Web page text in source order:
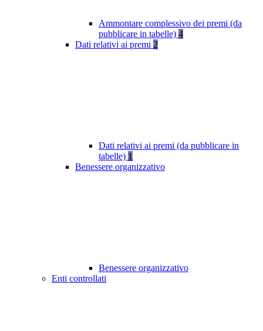
Ammontare complessivo dei premi (da
pubblicare in tabelle) 4
Dati relativi ai premi 2
Dati relativi ai premi (da pubblicare in
tabelle) 1
Benessere organizzativo
Benessere organizzativo
Enti controllati